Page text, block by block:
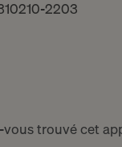
2203
vous trouvé cet